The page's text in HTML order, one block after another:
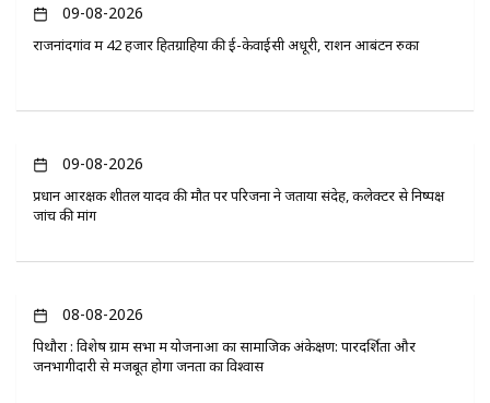
09-08-2026
राजनांदगांव में 42 हजार हितग्राहियों की ई-केवाईसी अधूरी, राशन आबंटन रुका
09-08-2026
प्रधान आरक्षक शीतल यादव की मौत पर परिजनों ने जताया संदेह, कलेक्टर से निष्पक्ष
जांच की मांग
08-08-2026
पिथौरा : विशेष ग्राम सभा में योजनाओं का सामाजिक अंकेक्षण: पारदर्शिता और
जनभागीदारी से मजबूत होगा जनता का विश्वास